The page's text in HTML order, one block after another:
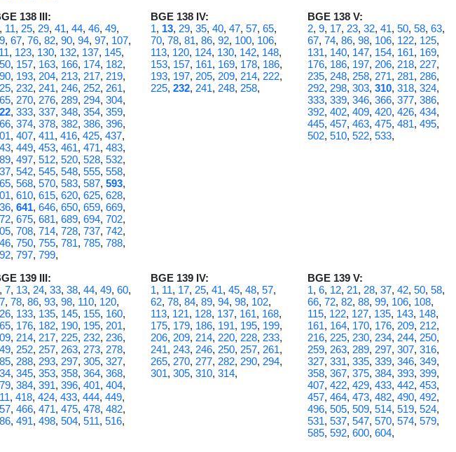
138 III:
, 11, 25, 29, 41, 44, 46, 49,
, 67, 76, 82, 90, 94, 97, 107,
, 123, 130, 132, 137, 145,
, 157, 163, 166, 174, 182,
, 193, 204, 213, 217, 219,
, 232, 241, 246, 252, 261,
, 270, 276, 289, 294, 304,
, 333, 337, 348, 354, 359,
, 374, 378, 382, 386, 396,
, 407, 411, 416, 425, 437,
, 449, 453, 461, 471, 483,
, 497, 512, 520, 528, 532,
, 542, 545, 548, 555, 558,
, 568, 570, 583, 587, 593,
, 610, 615, 620, 625, 628,
, 641, 646, 650, 659, 669,
, 675, 681, 689, 694, 702,
, 708, 714, 728, 737, 742,
, 750, 755, 781, 785, 788,
, 797, 799,
BGE 138 IV:
1, 13, 29, 35, 40, 47, 57, 65,
70, 78, 81, 86, 92, 100, 106,
113, 120, 124, 130, 142, 148,
153, 157, 161, 169, 178, 186,
193, 197, 205, 209, 214, 222,
225, 232, 241, 248, 258,
BGE 138 V:
2, 9, 17, 23, 32, 41, 50, 58, 63,
67, 74, 86, 98, 106, 122, 125,
131, 140, 147, 154, 161, 169,
176, 186, 197, 206, 218, 227,
235, 248, 258, 271, 281, 286,
292, 298, 303, 310, 318, 324,
333, 339, 346, 366, 377, 386,
392, 402, 409, 420, 426, 434,
445, 457, 463, 475, 481, 495,
502, 510, 522, 533,
139 III:
, 7, 13, 24, 33, 38, 44, 49, 60,
, 78, 86, 93, 98, 110, 120,
, 133, 135, 145, 155, 160,
, 176, 182, 190, 195, 201,
, 214, 217, 225, 232, 236,
, 252, 257, 263, 273, 278,
, 288, 293, 297, 305, 327,
, 345, 353, 358, 364, 368,
, 384, 391, 396, 401, 404,
, 418, 424, 433, 444, 449,
, 466, 471, 475, 478, 482,
, 491, 498, 504, 511, 516,
BGE 139 IV:
1, 11, 17, 25, 41, 45, 48, 57,
62, 78, 84, 89, 94, 98, 102,
113, 121, 128, 137, 161, 168,
175, 179, 186, 191, 195, 199,
206, 209, 214, 220, 228, 233,
241, 243, 246, 250, 257, 261,
265, 270, 277, 282, 290, 294,
301, 305, 310, 314,
BGE 139 V:
1, 6, 12, 21, 28, 37, 42, 50, 58,
66, 72, 82, 88, 99, 106, 108,
115, 122, 127, 135, 143, 148,
161, 164, 170, 176, 209, 212,
216, 225, 230, 234, 244, 250,
259, 263, 289, 297, 307, 316,
327, 331, 335, 339, 346, 349,
358, 367, 375, 384, 393, 399,
407, 422, 429, 433, 442, 453,
457, 464, 473, 482, 490, 492,
496, 505, 509, 514, 519, 524,
531, 537, 547, 570, 574, 579,
585, 592, 600, 604,